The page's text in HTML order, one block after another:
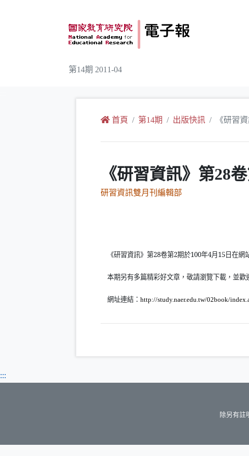
第14期 2011-04
首頁 第14期 出版快訊 《研習
《研習資訊》第28
研習資訊雙月刊編輯部
《研習資訊》第28卷第2期於100年4月15日在網
本期另有多篇精彩好文章，敬請瀏覽下載，並歡
網址連結： http://study.naer.edu.tw/02book/
:::
除另有